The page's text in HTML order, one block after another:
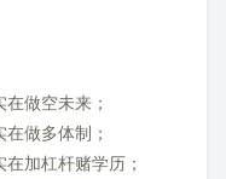
做空未来；
做多体制；
加杠杆赌学历；